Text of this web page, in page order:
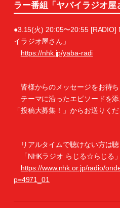
ラー番組「ヤバイラジオ屋
●3.15(火) 20:05〜20:55 [RADIO]
イラジオ屋さん」
https://nhk.jp/yaba-radi
皆様からのメッセージをお待ち
テーマに沿ったエピソードを
「投稿大募集！」からお送りくだ
リアルタイムで聴けない方は聴
「NHKラジオ らじる☆らじる」
https://www.nhk.or.jp/radio/
p=4971_01